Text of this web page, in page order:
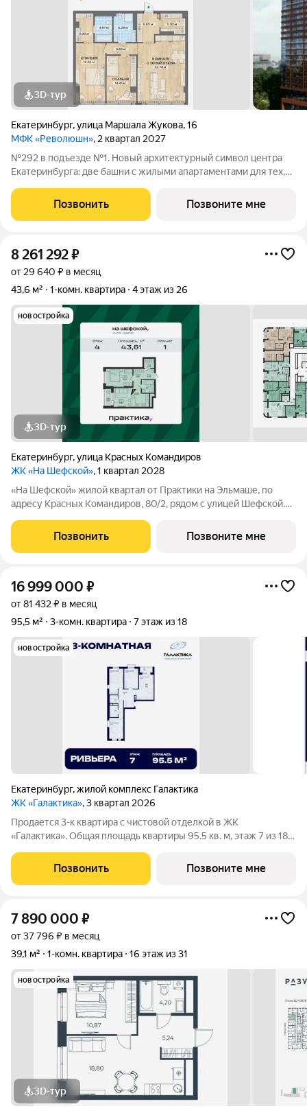
3D-тур
Екатеринбург,улица Маршала Жукова,16
МФК «Революшн», 2 квартал 2027
№292 в подъезде №1. Новый архитектурный символ центра
Екатеринбурга: две башни с жилыми апартаментами для тех,
площадью от 48,5 до 131 м, в том числе свободной планировки.
Из окон открываются
Позвонить Позвоните мне
8 261 292₽
от 29 640 ₽ в месяц
43,6 м²
1-комн. квартира 4 этаж из 26
новостройка
3D-тур
Екатеринбург,улица Красных Командиров
ЖК «На Шефской», 1 квартал 2028
«На Шефской» жилой квартал от Практики на Эльмаше, по
адресу Красных Командиров, 80/2, рядом с улицей Шефской.
логистики: рядом школы №138 и №95, детский сад №440,
центры дополнительного
Позвонить Позвоните мне
16 999 000 ₽
от 81 432 ₽ в месяц
95,5 м²
3-комн. квартира 7 этаж из 18
новостройка
Екатеринбург,жилой комплекс Галактика
ЖК «Галактика», 3 квартал 2026
Продается 3-к квартира с чистовой отделкой в ЖК
«Галактика». Общая площадь квартиры 95.5 кв. м, этаж 7 из 18.
квартала «Космос» на проспекте Космонавтов. Это формат для
тех, кто любит городскую
Позвонить Позвоните мне
7 890 000 ₽
от 37 796 ₽ в месяц
39,1 м²
1-комн. квартира 16 этаж из 31
новостройка
3D-тур